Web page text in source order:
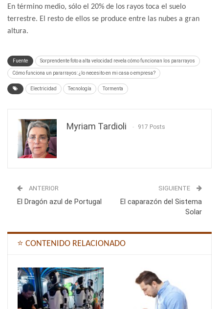
En término medio, sólo el 20% de los rayos toca el suelo
terrestre. El resto de ellos se produce entre las nubes a gran
altura.
Fuente Sorprendente foto a alta velocidad revela cómo funcionan los pararrayos
Cómo funciona un pararrayos: ¿lo necesito en mi casa o empresa?
Electricidad Tecnología Tormenta
Myriam Tardioli 917 Posts
ANTERIOR
El Dragón azul de Portugal
SIGUIENTE
El caparazón del Sistema
Solar
⭐ CONTENIDO RELACIONADO